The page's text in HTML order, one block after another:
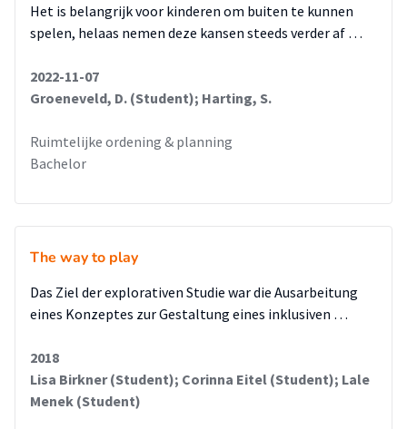
en mogelijkheden bieden voor buitenspel.
Het is belangrijk voor kinderen om buiten te kunnen
spelen, helaas nemen deze kansen steeds verder af …
2022-11-07
Groeneveld, D. (Student); Harting, S.
Ruimtelijke ordening & planning
Bachelor
The way to play
Das Ziel der explorativen Studie war die Ausarbeitung
eines Konzeptes zur Gestaltung eines inklusiven …
2018
Lisa Birkner (Student); Corinna Eitel (Student); Lale
Menek (Student)